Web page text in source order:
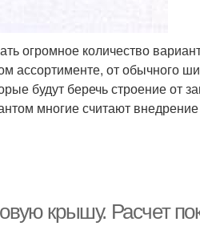
огромное количество
ассортименте, от обычного
будут беречь строение от
многие считают внедрение
крышу. Расчет